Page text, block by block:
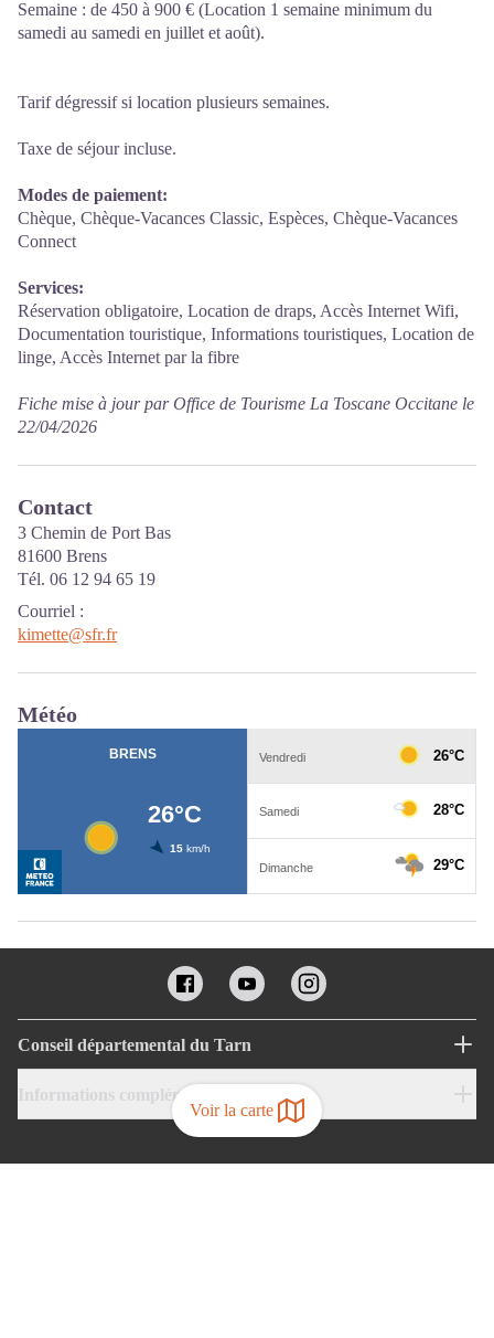
Voir la carte
Semaine : de 450 à 900 € (Location 1 semaine minimum du
samedi au samedi en juillet et août).
Tarif dégressif si location plusieurs semaines.
Taxe de séjour incluse.
Modes de paiement:
Chèque, Chèque-Vacances Classic, Espèces, Chèque-Vacances
Connect
Services:
Réservation obligatoire, Location de draps, Accès Internet Wifi,
Documentation touristique, Informations touristiques, Location de
linge, Accès Internet par la fibre
Fiche mise à jour par Office de Tourisme La Toscane Occitane le
22/04/2026
Contact
3 Chemin de Port Bas
81600 Brens
Tél. 06 12 94 65 19
Courriel :
kimette@sfr.fr
Météo
Conseil départemental du Tarn
Informations complémentaires